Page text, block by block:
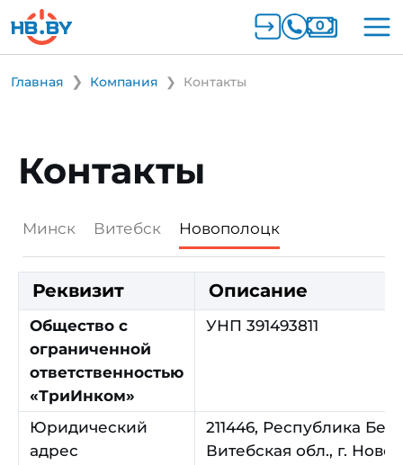
Главная Компания Контакты
Контакты
Минск Витебск Новополоцк
Реквизит Описание
Общество с
ограниченной
ответственностью
«ТриИнком»
УНП 391493811
Юридический
адрес
211446, Республика
Витебская обл., г.